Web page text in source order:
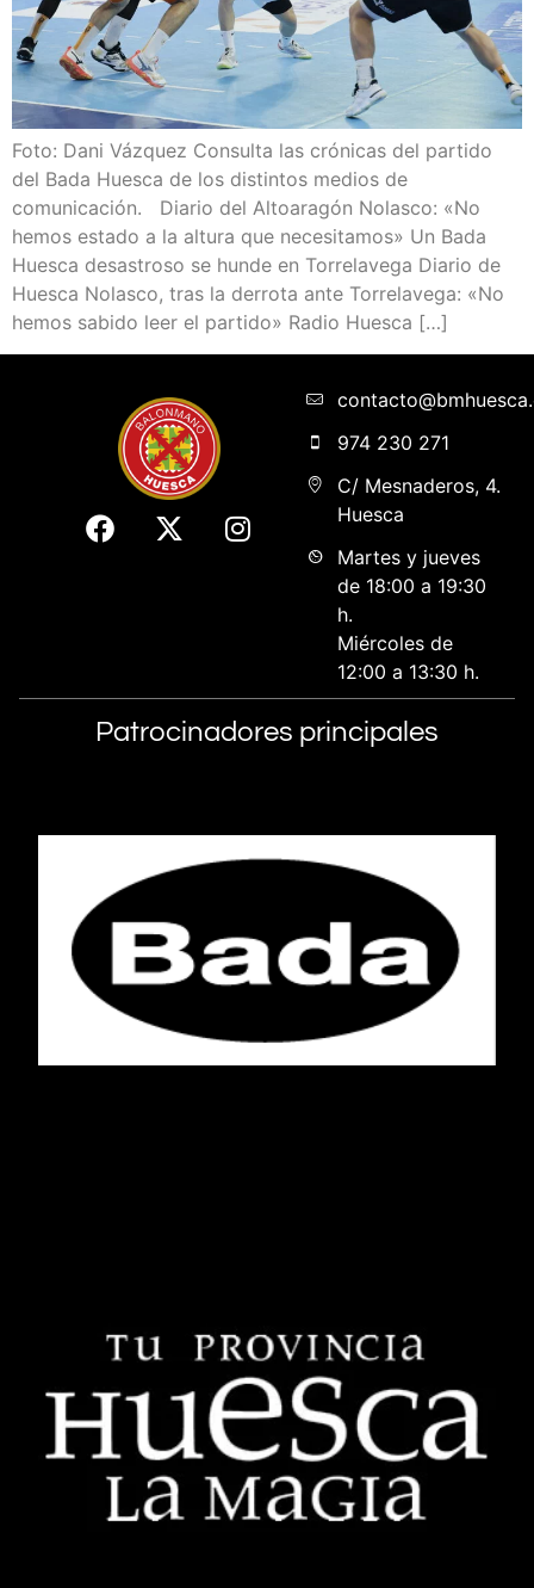
Foto: Dani Vázquez Consulta las crónicas del partido
del Bada Huesca de los distintos medios de
comunicación. Diario del Altoaragón Nolasco: «No
hemos estado a la altura que necesitamos» Un Bada
Huesca desastroso se hunde en Torrelavega Diario de
Huesca Nolasco, tras la derrota ante Torrelavega: «No
hemos sabido leer el partido» Radio Huesca […]
974 230 271
C/ Mesnaderos, 4.
Huesca
Martes y jueves
de 18:00 a 19:30
h.
Miércoles de
12:00 a 13:30 h.
Patrocinadores principales